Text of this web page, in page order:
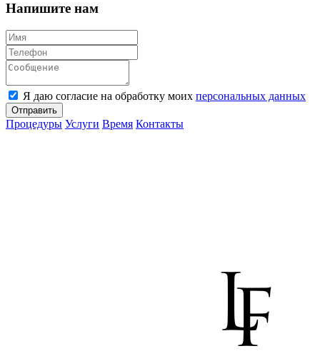
Напишите нам
Я даю согласие на обработку моих персональных данных
Отправить
Процедуры Услуги Время Контакты